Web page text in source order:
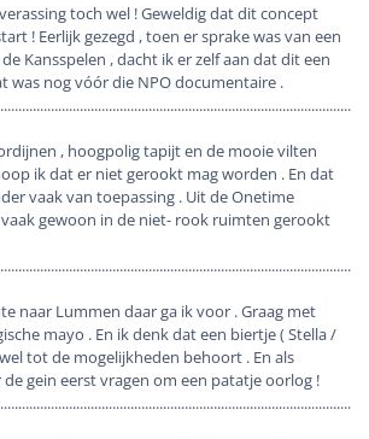
toch wel ! Geweldig dat dit concept
! Eerlijk gezegd , toen er sprake was van een
Kansspelen , dacht ik er zelf aan dat dit een
was nog vóór die NPO documentaire .
, hoogpolig tapijt en de mooie vilten
ik dat er niet gerookt mag worden . En dat
vaak van toepassing . Uit de Onetime
gewoon in de niet- rook ruimten gerookt
naar Lummen daar ga ik voor . Graag met
mayo . En ik denk dat een biertje ( Stella /
tot de mogelijkheden behoort . En als
gein eerst vragen om een patatje oorlog !